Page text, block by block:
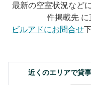
最新の空室状況など
件掲載先 に
ビルアドにお問合せ
近くのエリアで貸